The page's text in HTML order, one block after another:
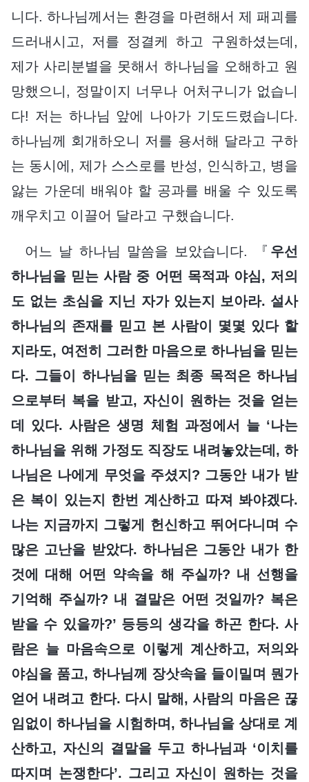
니다. 하나님께서는 환경을 마련해서 제 패괴를
드러내시고, 저를 정결케 하고 구원하셨는데,
제가 사리분별을 못해서 하나님을 오해하고 원
망했으니, 정말이지 너무나 어처구니가 없습니
다! 저는 하나님 앞에 나아가 기도드렸습니다.
하나님께 회개하오니 저를 용서해 달라고 구하
는 동시에, 제가 스스로를 반성, 인식하고, 병을
앓는 가운데 배워야 할 공과를 배울 수 있도록
깨우치고 이끌어 달라고 구했습니다.
어느 날 하나님 말씀을 보았습니다. 『 우선
하나님을 믿는 사람 중 어떤 목적과 야심, 저의
도 없는 초심을 지닌 자가 있는지 보아라. 설사
하나님의 존재를 믿고 본 사람이 몇몇 있다 할
지라도, 여전히 그러한 마음으로 하나님을 믿는
다. 그들이 하나님을 믿는 최종 목적은 하나님
으로부터 복을 받고, 자신이 원하는 것을 얻는
데 있다. 사람은 생명 체험 과정에서 늘 ‘나는
하나님을 위해 가정도 직장도 내려놓았는데, 하
나님은 나에게 무엇을 주셨지? 그동안 내가 받
은 복이 있는지 한번 계산하고 따져 봐야겠다.
나는 지금까지 그렇게 헌신하고 뛰어다니며 수
많은 고난을 받았다. 하나님은 그동안 내가 한
것에 대해 어떤 약속을 해 주실까? 내 선행을
기억해 주실까? 내 결말은 어떤 것일까? 복은
받을 수 있을까?’ 등등의 생각을 하곤 한다. 사
람은 늘 마음속으로 이렇게 계산하고, 저의와
야심을 품고, 하나님께 장삿속을 들이밀며 뭔가
얻어 내려고 한다. 다시 말해, 사람의 마음은 끊
임없이 하나님을 시험하며, 하나님을 상대로 계
산하고, 자신의 결말을 두고 하나님과 ‘이치를
따지며 논쟁한다’. 그리고 자신이 원하는 것을